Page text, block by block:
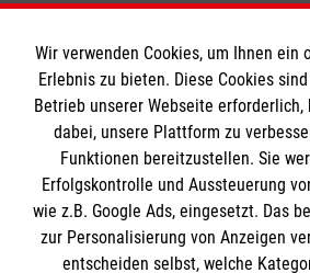
Informationen
Impressum
Datenschutz
Barrierefreiheit
Die Malteser
Wir verwenden Cookies, um Ihnen ein
Erlebnis zu bieten. Diese Cookies
Betrieb unserer Webseite
dabei, unsere Plattform zu
Funktionen bereitzustellen. Sie
Erfolgskontrolle und Aussteuerung
wie z.B. Google Ads, eingesetzt. Das
zur Personalisierung von Anzeigen
entscheiden selbst, welche